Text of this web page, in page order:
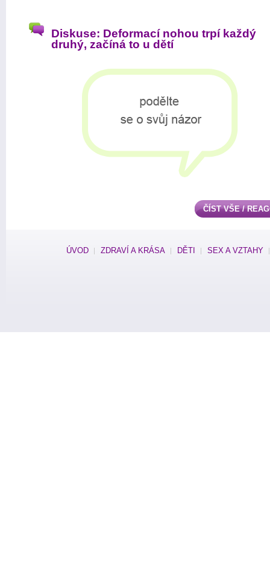
Diskuse: Deformací nohou trpí každý
druhý, začíná to u dětí
ČÍST VŠE /
ÚVOD ZDRAVÍ A KRÁSA DĚTI SEX A VZTAHY